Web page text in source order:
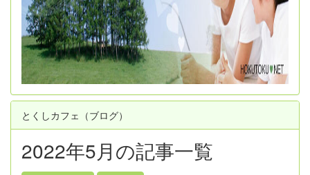
とくしカフェ（ブログ）
2022年5月の記事一覧